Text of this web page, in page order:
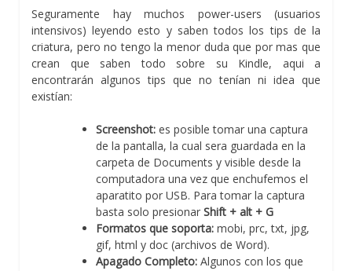
Seguramente hay muchos power-users (usuarios
intensivos) leyendo esto y saben todos los tips de la
criatura, pero no tengo la menor duda que por mas que
crean que saben todo sobre su Kindle, aqui a
encontrarán algunos tips que no tenían ni idea que
existían:
Screenshot: es posible tomar una captura
de la pantalla, la cual sera guardada en la
carpeta de Documents y visible desde la
computadora una vez que enchufemos el
aparatito por USB. Para tomar la captura
basta solo presionar Shift + alt + G
Formatos que soporta: mobi, prc, txt, jpg,
gif, html y doc (archivos de Word).
Apagado Completo: Algunos con los que